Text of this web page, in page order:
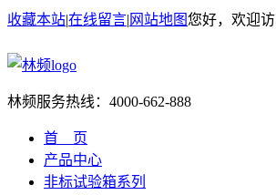
收藏本站|在线留言| 网站地图您好，欢迎
林频服务热线： 4000-662-888
首 页
产品中心
非标试验箱系列